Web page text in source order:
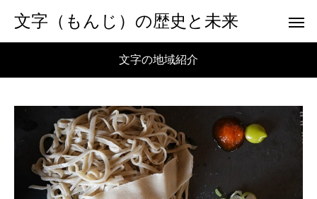
文字（もんじ）の歴史と未来
文字の地域紹介